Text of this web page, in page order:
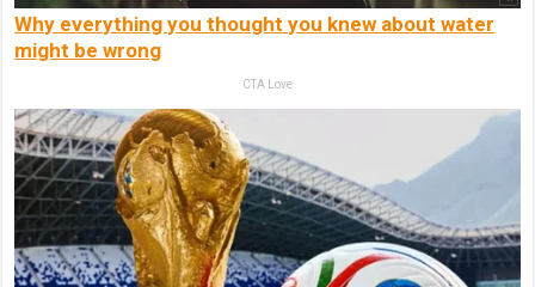
Why everything you thought you knew about water
might be wrong
CTA Love